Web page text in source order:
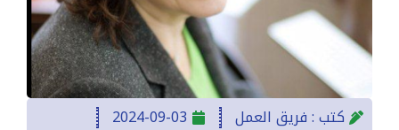
كتب :فريق العمل 2024-09-03